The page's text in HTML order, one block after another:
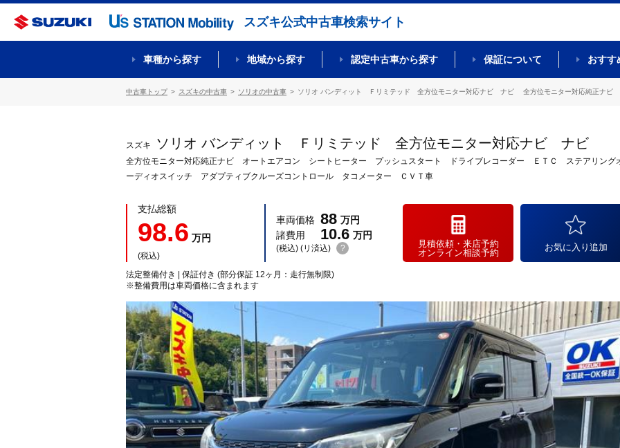
スズキ公式中古車検索サイト
車種から探す 地域から探す 認定中古車から探す 保証について おすす
中古車トップ スズキの中古車 ソリオの中古車 ソリオ バンディット Ｆリミテッド 全方位モニター対応ナビ ナビ 全方位モニター対応純正ナビ
スズキ ソリオ バンディット Ｆリミテッド 全方位モニター対応ナビ ナビ
全方位モニター対応純正ナビ オートエアコン シートヒーター プッシュスタート ドライブレコーダー ＥＴＣ ステアリング
ーディオスイッチ アダプティブクルーズコントロール タコメーター ＣＶＴ車
支払総額
98.6 万円
(税込)
車両価格 88 万円
諸費用
10.6 万円
(税込) (リ済込) ?
法定整備付き | 保証付き (部分保証 12ヶ月：走行無制限)
※整備費用は車両価格に含まれます
見積依頼・来店予約
オンライン相談予約
お気に入り追加